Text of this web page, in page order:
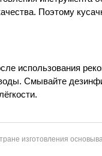
Поэтому
использования
Смывайте
изготовления